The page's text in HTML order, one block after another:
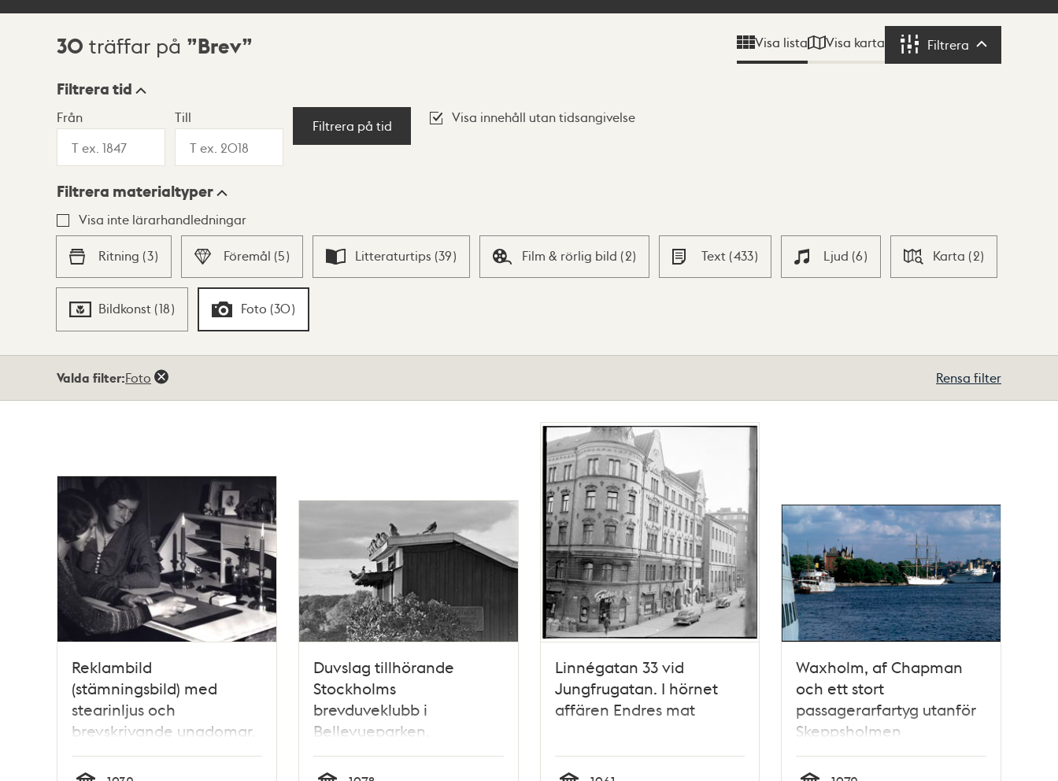
Sökresultat
30 träffar på Brev Visa lista Visa karta Filtrera Filtrera
Visningsläge
Lista Karta
Filtrera tid
Från Till
Filtrera på tid
Visa innehåll utan tidsangivelse
Filtrera materialtyper
Visa inte lärarhandledningar
Ritning (3) Föremål (5) Litteraturtips (39) Film & rörlig bild (2) Text (433) Ljud (6) Karta (2)
Bildkonst (18) Foto (30)
Valda filter:Foto Rensa filter
Reklambild
(stämningsbild) med
stearinljus och
brevskrivande ungdomar.
Duvslag tillhörande
Stockholms
brevduveklubb i
Bellevueparken.
Linnégatan 33 vid
Jungfrugatan. I hörnet
affären Endres mat
Waxholm, af Chapman
och ett stort
passagerarfartyg utanför
Skeppsholmen